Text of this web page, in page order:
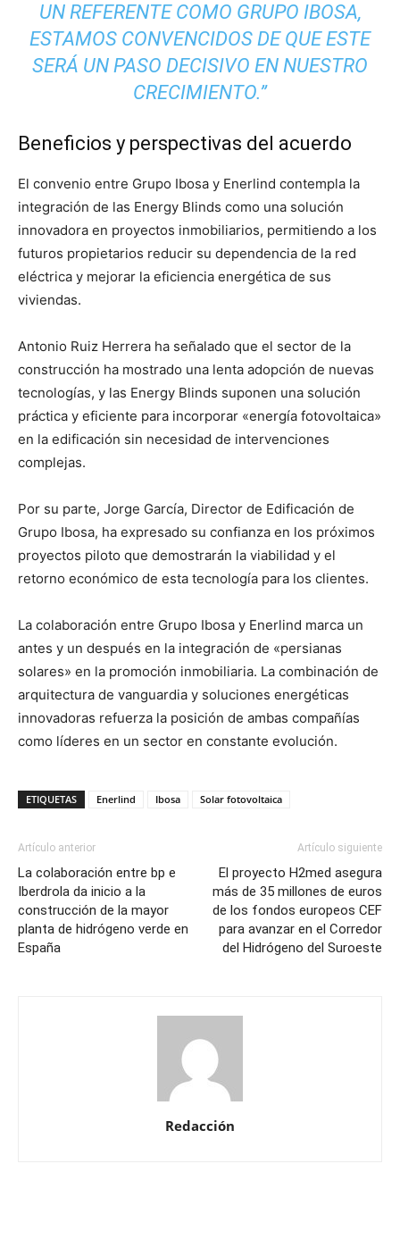
UN REFERENTE COMO GRUPO IBOSA,
ESTAMOS CONVENCIDOS DE QUE ESTE
SERÁ UN PASO DECISIVO EN NUESTRO
CRECIMIENTO.”
Beneficios y perspectivas del acuerdo
El convenio entre Grupo Ibosa y Enerlind contempla la
integración de las Energy Blinds como una solución
innovadora en proyectos inmobiliarios, permitiendo a los
futuros propietarios reducir su dependencia de la red
eléctrica y mejorar la eficiencia energética de sus
viviendas.
Antonio Ruiz Herrera ha señalado que el sector de la
construcción ha mostrado una lenta adopción de nuevas
tecnologías, y las Energy Blinds suponen una solución
práctica y eficiente para incorporar «energía fotovoltaica»
en la edificación sin necesidad de intervenciones
complejas.
Por su parte, Jorge García, Director de Edificación de
Grupo Ibosa, ha expresado su confianza en los próximos
proyectos piloto que demostrarán la viabilidad y el
retorno económico de esta tecnología para los clientes.
La colaboración entre Grupo Ibosa y Enerlind marca un
antes y un después en la integración de «persianas
solares» en la promoción inmobiliaria. La combinación de
arquitectura de vanguardia y soluciones energéticas
innovadoras refuerza la posición de ambas compañías
como líderes en un sector en constante evolución.
ETIQUETAS Enerlind Ibosa Solar fotovoltaica
Artículo anterior
La colaboración entre bp e
Iberdrola da inicio a la
construcción de la mayor
planta de hidrógeno verde en
España
Artículo siguiente
El proyecto H2med asegura
más de 35 millones de euros
de los fondos europeos CEF
para avanzar en el Corredor
del Hidrógeno del Suroeste
Redacción